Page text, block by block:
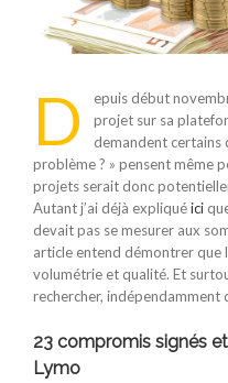
D
epuis début
projet sur sa
demandent certains
problème ? » pensent même
projets serait donc
Autant j’ai déjà expliquéici
devait pas se mesurer aux
article entend démontrer que
volumétrie et qualité. Et
rechercher, indépendamment
23 compromis signés
Lymo